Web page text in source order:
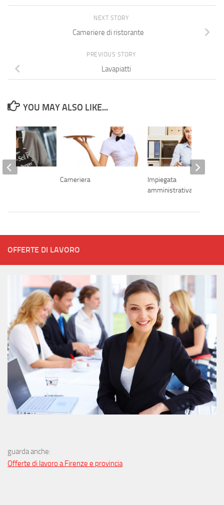
NEXT STORY
Cameriere di ristorante
PREVIOUS STORY
Lavapiatti
YOU MAY ALSO LIKE...
Cameriera
Impiegata
amministrativa
OFFERTE DI LAVORO
guarda anche:
Offerte di lavoro a Firenze e provincia